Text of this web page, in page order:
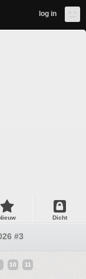
log in
Dicht
#3
10 11